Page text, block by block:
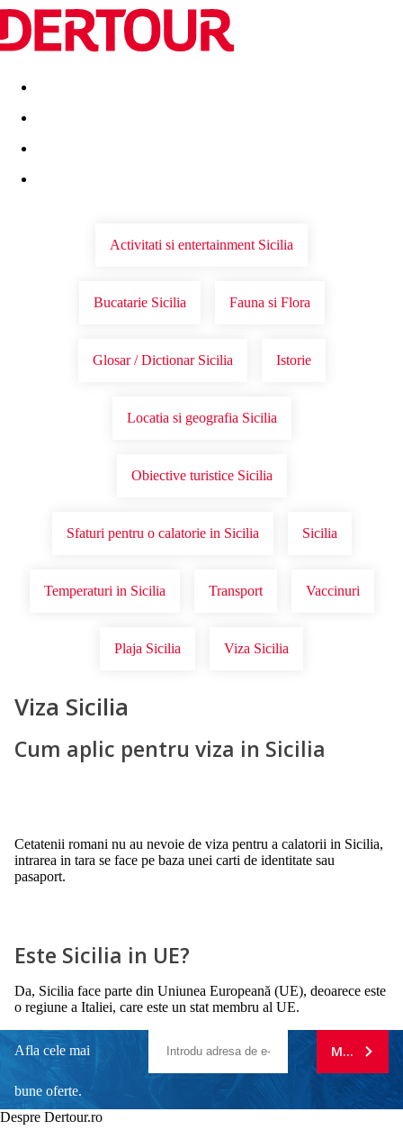
Destinatii Vacanta perfecta OFERTE DE NERATAT
Activitati si entertainment Sicilia
Bucatarie Sicilia Fauna si Flora
Glosar / Dictionar Sicilia Istorie
Locatia si geografia Sicilia
Obiective turistice Sicilia
Sfaturi pentru o calatorie in Sicilia Sicilia
Temperaturi in Sicilia Transport Vaccinuri
Plaja Sicilia Viza Sicilia
Viza Sicilia
Cum aplic pentru viza in Sicilia
Cetatenii romani nu au nevoie de viza pentru a calatorii in Sicilia,
intrarea in tara se face pe baza unei carti de identitate sau
pasaport.
Este Sicilia in UE?
Da, Sicilia face parte din Uniunea Europeană (UE), deoarece este
o regiune a Italiei, care este un stat membru al UE.
Afla cele mai
bune oferte.
MA
Despre Dertour.ro